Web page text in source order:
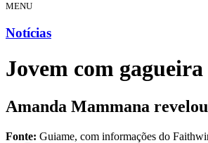
MENU
Notícias
Jovem com
Amanda Mammana
Fonte: Guiame, com informações do